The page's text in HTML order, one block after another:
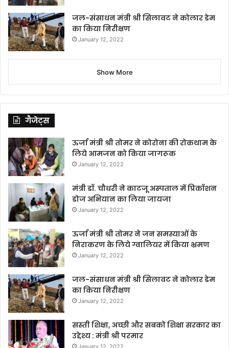
जल-संसाधन मंत्री श्री सिलावट ने कोलार डेम
का किया निरीक्षण
January 12, 2022
Show More
गैजेट्स
ऊर्जा मंत्री श्री तोमर ने कोरोना की रोकथाम के
लिये आमजन को किया जागरूक
January 12, 2022
मंत्री डॉ. चौधरी ने काटजू अस्पताल में प्रिकॉशन
डोज अभियान का लिया जायजा
January 12, 2022
ऊर्जा मंत्री श्री तोमर ने जन समस्याओं के
निराकरण के लिये ग्वालियर में किया भ्रमण
January 12, 2022
जल-संसाधन मंत्री श्री सिलावट ने कोलार डेम
का किया निरीक्षण
January 12, 2022
सस्ती शिक्षा, अच्छी और सबको शिक्षा सरकार का
उद्देश्य : मंत्री श्री परमार
January 12, 2022